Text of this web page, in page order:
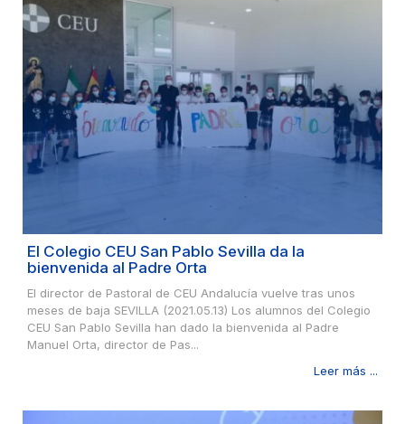
El Colegio CEU San Pablo Sevilla da la
bienvenida al Padre Orta
El director de Pastoral de CEU Andalucía vuelve tras unos
meses de baja SEVILLA (2021.05.13) Los alumnos del Colegio
CEU San Pablo Sevilla han dado la bienvenida al Padre
Manuel Orta, director de Pas...
Leer más ...